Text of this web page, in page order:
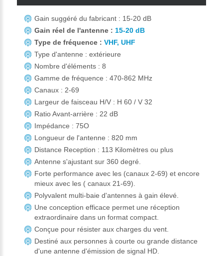
Gain suggéré du fabricant : 15-20 dB
Gain réel de l'antenne : 15-20 dB
Type de fréquence : VHF, UHF
Type d'antenne : extérieure
Nombre d'éléments : 8
Gamme de fréquence : 470-862 MHz
Canaux : 2-69
Largeur de faisceau H/V : H 60 / V 32
Ratio Avant-arrière : 22 dB
Impédance : 75O
Longueur de l'antenne : 820 mm
Distance Reception : 113 Kilomètres ou plus
Antenne s'ajustant sur 360 degré.
Forte performance avec les (canaux 2-69) et encore
mieux avec les ( canaux 21-69).
Polyvalent multi-baie d'antennes à gain élevé.
Une conception efficace permet une réception
extraordinaire dans un format compact.
Conçue pour résister aux charges du vent.
Destiné aux personnes à courte ou grande distance
d'une antenne d'émission de signal HD.